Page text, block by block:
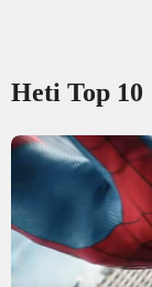
Heti Top 10